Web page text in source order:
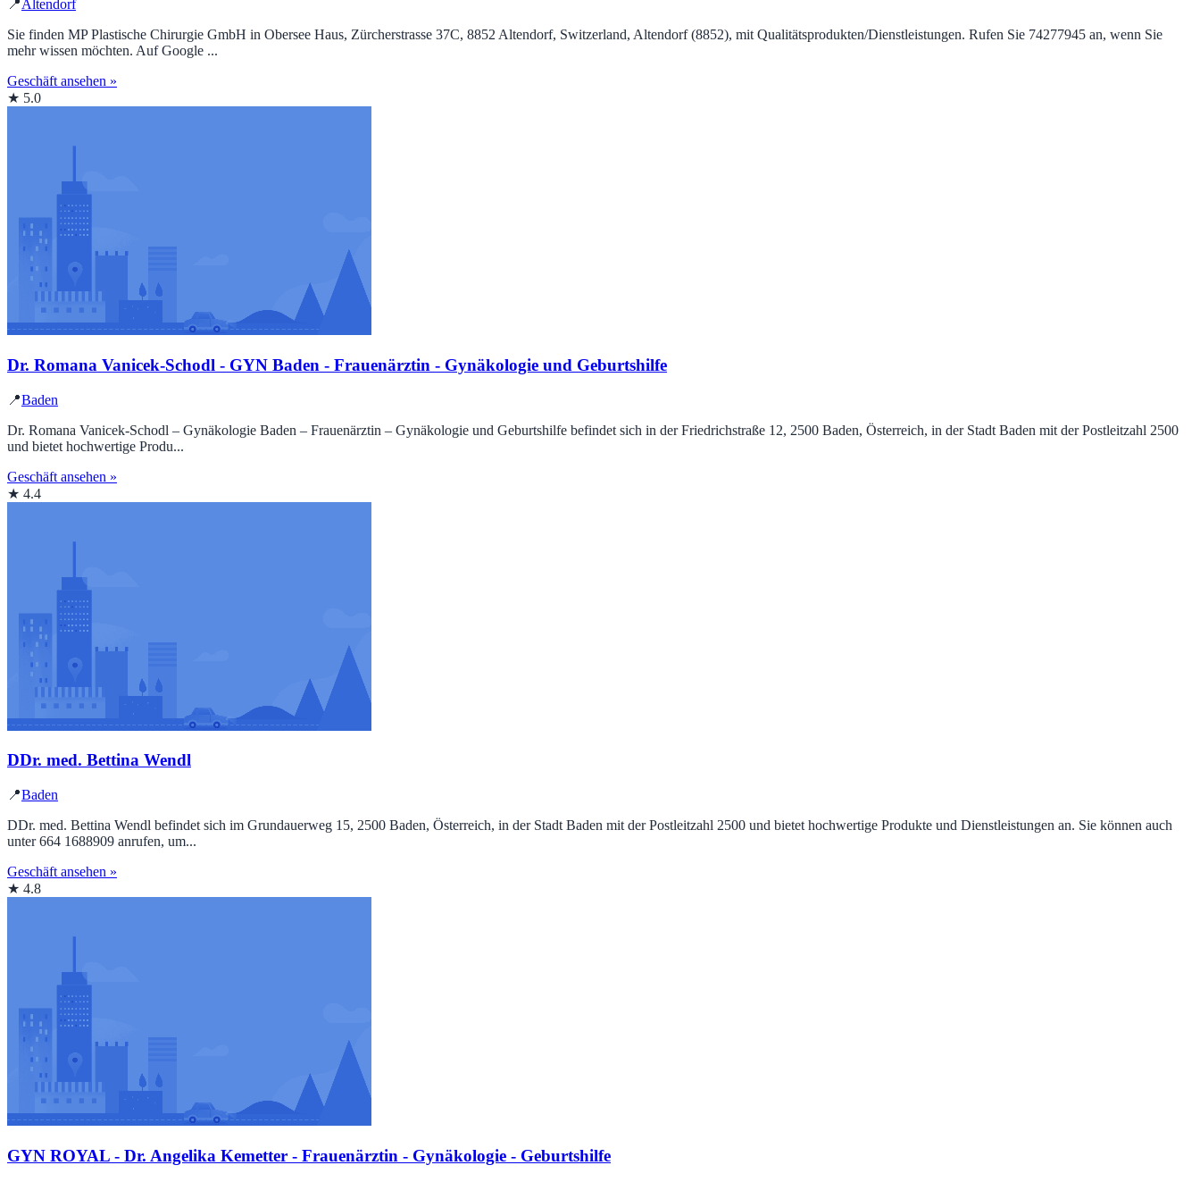
📍Altendorf
Sie finden MP Plastische Chirurgie GmbH in Obersee Haus, Zürcherstrasse 37C, 8852 Altendorf, Switzerland, Altendorf (8852), mit Qualitätsprodukten/Dienstleistungen. Rufen Sie 74277945 an, wenn Sie
mehr wissen möchten. Auf Google ...
Geschäft ansehen »
★ 5.0
Dr. Romana Vanicek-Schodl - GYN Baden - Frauenärztin - Gynäkologie und Geburtshilfe
📍Baden
Dr. Romana Vanicek-Schodl – Gynäkologie Baden – Frauenärztin – Gynäkologie und Geburtshilfe befindet sich in der Friedrichstraße 12, 2500 Baden, Österreich, in der Stadt Baden mit der Postleitzahl 2500
und bietet hochwertige Produ...
Geschäft ansehen »
★ 4.4
DDr. med. Bettina Wendl
📍Baden
DDr. med. Bettina Wendl befindet sich im Grundauerweg 15, 2500 Baden, Österreich, in der Stadt Baden mit der Postleitzahl 2500 und bietet hochwertige Produkte und Dienstleistungen an. Sie können auch
unter 664 1688909 anrufen, um...
Geschäft ansehen »
★ 4.8
GYN ROYAL - Dr. Angelika Kemetter - Frauenärztin - Gynäkologie - Geburtshilfe